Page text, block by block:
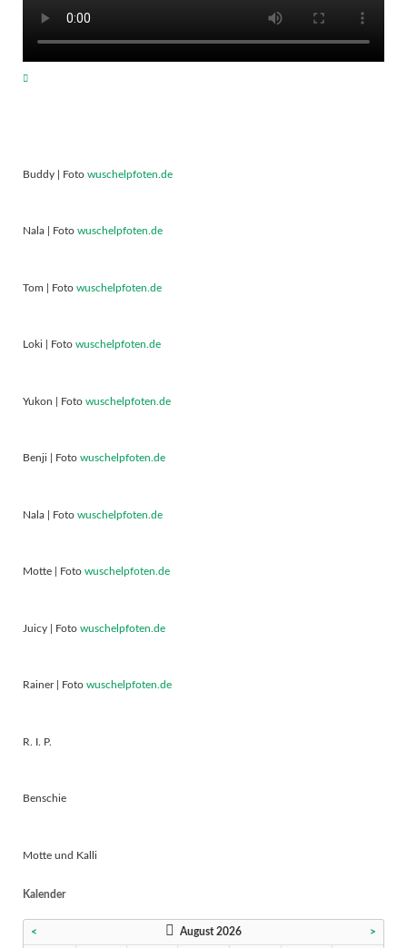
Buddy | Foto wuschelpfoten.de
Nala | Foto wuschelpfoten.de
Tom | Foto wuschelpfoten.de
Loki | Foto wuschelpfoten.de
Yukon | Foto wuschelpfoten.de
Benji | Foto wuschelpfoten.de
Nala | Foto wuschelpfoten.de
Motte | Foto wuschelpfoten.de
Juicy | Foto wuschelpfoten.de
Rainer | Foto wuschelpfoten.de
R. I. P.
Benschie
Motte und Kalli
Kalender
< August 2026 >